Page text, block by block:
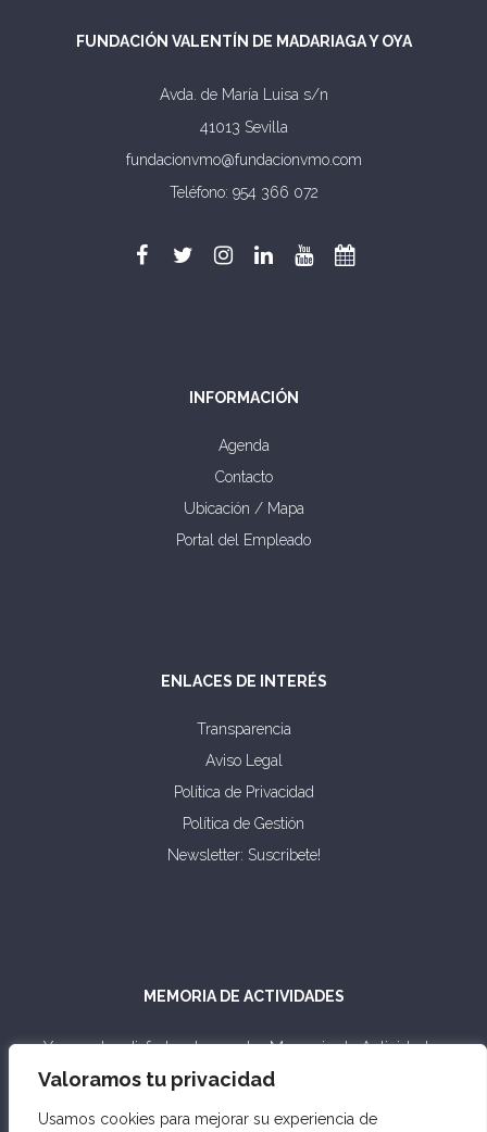
Valoramos tu privacidad
Usamos cookies para mejorar su experiencia de
FUNDACIÓN VALENTÍN DE MADARIAGA Y OYA
Avda. de María Luisa s/n
41013 Sevilla
fundacionvmo@fundacionvmo.com
Teléfono: 954 366 072
INFORMACIÓN
Agenda
Contacto
Ubicación / Mapa
Portal del Empleado
ENLACES DE INTERÉS
Transparencia
Aviso Legal
Política de Privacidad
Política de Gestión
Newsletter: Suscribete!
MEMORIA DE ACTIVIDADES
Ya puedes disfrutar de nuestra Memoria de Actividades
2003-2023.